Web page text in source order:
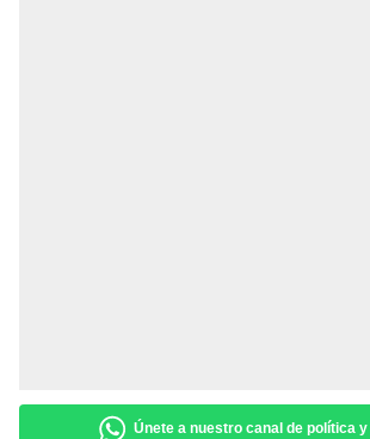
Únete a nuestro canal de política